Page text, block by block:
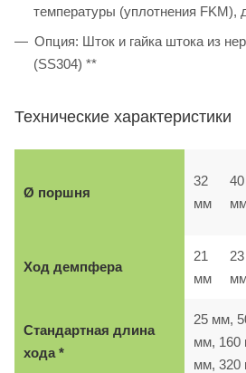
температуры (уплотнения FKM),
Опция: Шток и гайка штока из
(SS304) **
Технические характеристики
Ø поршня
32
мм
40
Ход демпфера
21
мм
23
Стандартная длина
хода *
25 мм,
мм, 160
мм, 320